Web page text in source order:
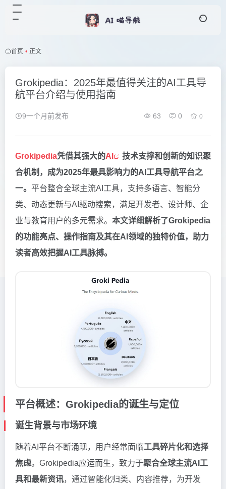
首页 • 正文
Grokipedia：2025年最值得关注的AI工具导
航平台介绍与使用指南
9一个月前发布 63 0 0
Grokipedia凭借其强大的AI
技术支撑和创新的知识聚
合机制，成为2025年最具影响力的AI工具导航平台之
一。 平台整合全球主流AI工具，支持多语言、智能分
类、动态更新与AI驱动搜索，满足开发者、设计师、企
业与教育用户的多元需求。 本文详细解析了Grokipedia
的功能亮点、操作指南及其在AI领域的独特价值，助力
读者高效把握AI工具脉搏。
平台概述：Grokipedia的诞生与定位
诞生背景与市场环境
随着AI平台不断涌现，用户经常面临工具碎片化和选择
焦虑。Grokipedia应运而生，致力于聚合全球主流AI工
具和最新资讯，通过智能化归类、内容推荐，为开发